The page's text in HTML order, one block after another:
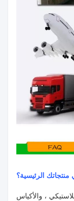
، والأكياس